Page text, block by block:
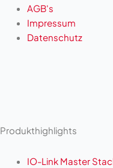
AGB's
Impressum
Datenschutz
Produkthighlights
IO-Link Master